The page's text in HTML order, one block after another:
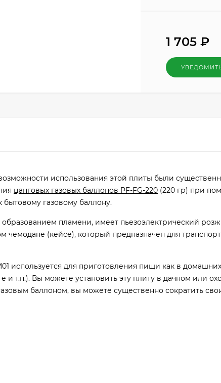
1 705₽
использования этой плиты были
цанговых газовых баллонов PF-FG-220 (220 гр) при
газовому баллону.
пламени, имеет пьезоэлектрический
чемодане (кейсе), который предназначен для
используется для приготовления пищи как в
т.п.). Вы можете установить эту плиту в дачном или
баллоном, вы можете существенно сократить